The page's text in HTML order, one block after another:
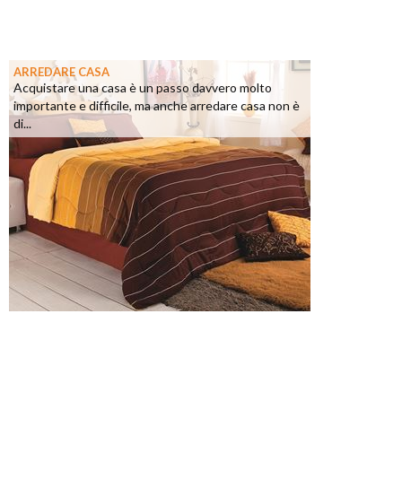
ARREDARE CASA
Acquistare una casa è un passo davvero molto
importante e difficile, ma anche arredare casa non è
di...